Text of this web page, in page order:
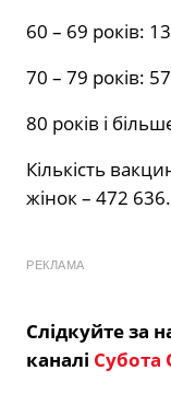
60 – 69 років:
70 – 79 років:
80 років і
Кількість
жінок – 472 636.
РЕКЛАМА
Слідкуйте за
каналі Субота